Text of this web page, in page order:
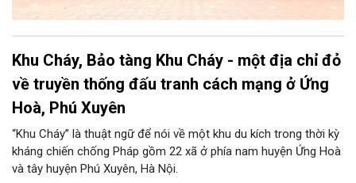
Khu Cháy, Bảo tàng Khu Cháy - một địa chỉ đỏ
về truyền thống đấu tranh cách mạng ở Ứng
Hoà, Phú Xuyên
“Khu Cháy” là thuật ngữ để nói về một khu du kích trong thời kỳ
kháng chiến chống Pháp gồm 22 xã ở phía nam huyện Ứng Hoà
và tây huyện Phú Xuyên, Hà Nội.